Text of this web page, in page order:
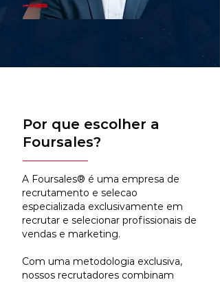
Por que escolher a
Foursales?
A Foursales® é uma empresa de
recrutamento e selecao
especializada exclusivamente em
recrutar e selecionar profissionais de
vendas e marketing.
Com uma metodologia exclusiva,
nossos recrutadores combinam